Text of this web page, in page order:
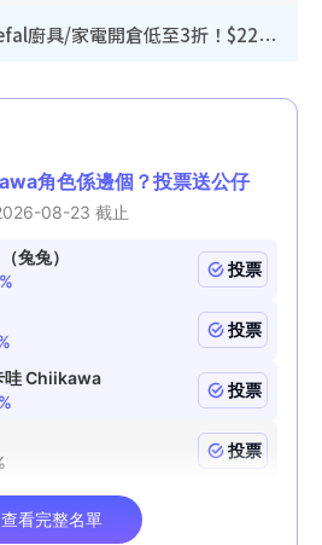
廚具開倉｜特福Tefal廚具/家電開倉低至3折！$220起買平底鍋/炒鑊/湯煲！電飯煲/吸塵機/燙斗$418起